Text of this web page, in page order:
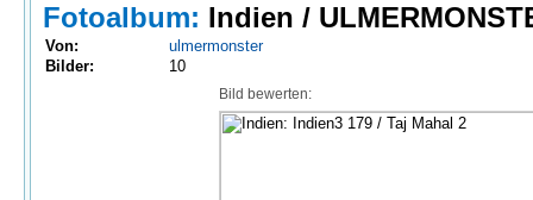
Fotoalbum: Indien /
Von:
ulmermonster
Bilder:
10
Bild bewerten: